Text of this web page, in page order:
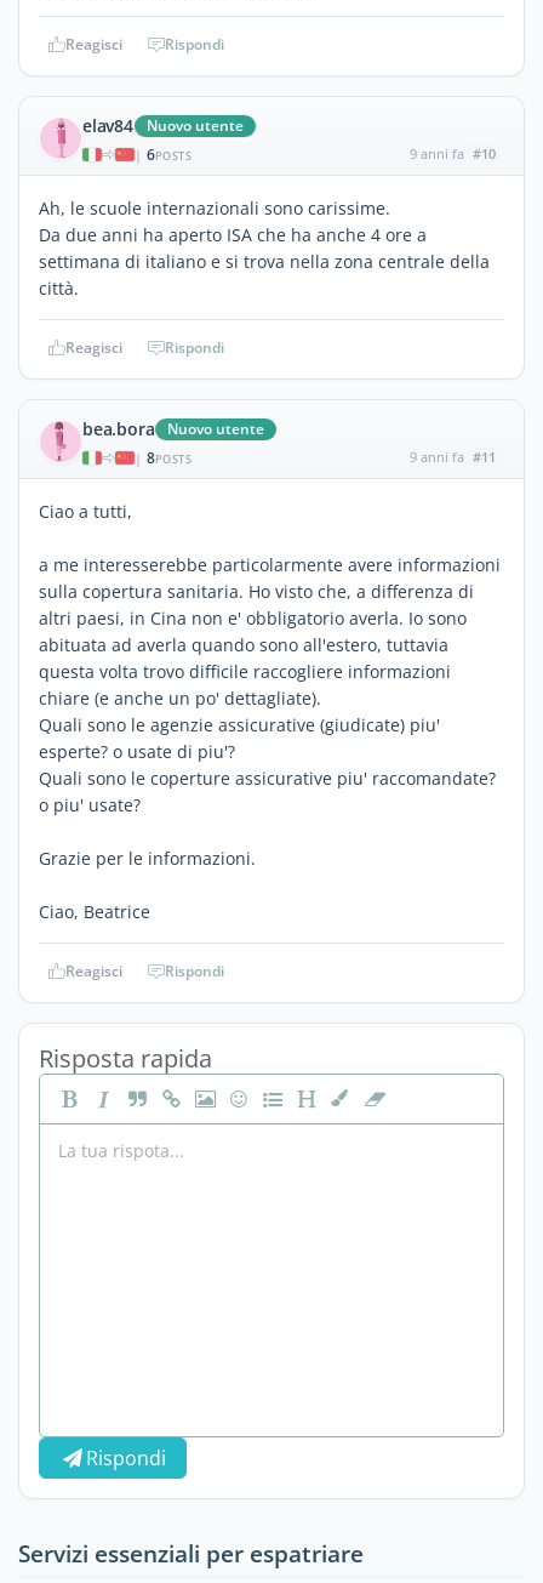
Reagisci Rispondi
elav84 Nuovo utente
| 6POSTS 9 anni fa #10
Ah, le scuole internazionali sono carissime.
Da due anni ha aperto ISA che ha anche 4 ore a
settimana di italiano e si trova nella zona centrale della
città.
Reagisci Rispondi
bea.bora Nuovo utente
| 8POSTS 9 anni fa #11
Ciao a tutti,
a me interesserebbe particolarmente avere informazioni
sulla copertura sanitaria. Ho visto che, a differenza di
altri paesi, in Cina non e' obbligatorio averla. Io sono
abituata ad averla quando sono all'estero, tuttavia
questa volta trovo difficile raccogliere informazioni
chiare (e anche un po' dettagliate).
Quali sono le agenzie assicurative (giudicate) piu'
esperte? o usate di piu'?
Quali sono le coperture assicurative piu' raccomandate?
o piu' usate?
Grazie per le informazioni.
Ciao, Beatrice
Reagisci Rispondi
Risposta rapida
Rispondi
Servizi essenziali per espatriare